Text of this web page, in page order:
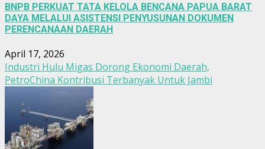
BNPB PERKUAT TATA KELOLA BENCANA PAPUA BARAT
DAYA MELALUI ASISTENSI PENYUSUNAN DOKUMEN
PERENCANAAN DAERAH
April 17, 2026
Industri Hulu Migas Dorong Ekonomi Daerah,
PetroChina Kontribusi Terbanyak Untuk Jambi